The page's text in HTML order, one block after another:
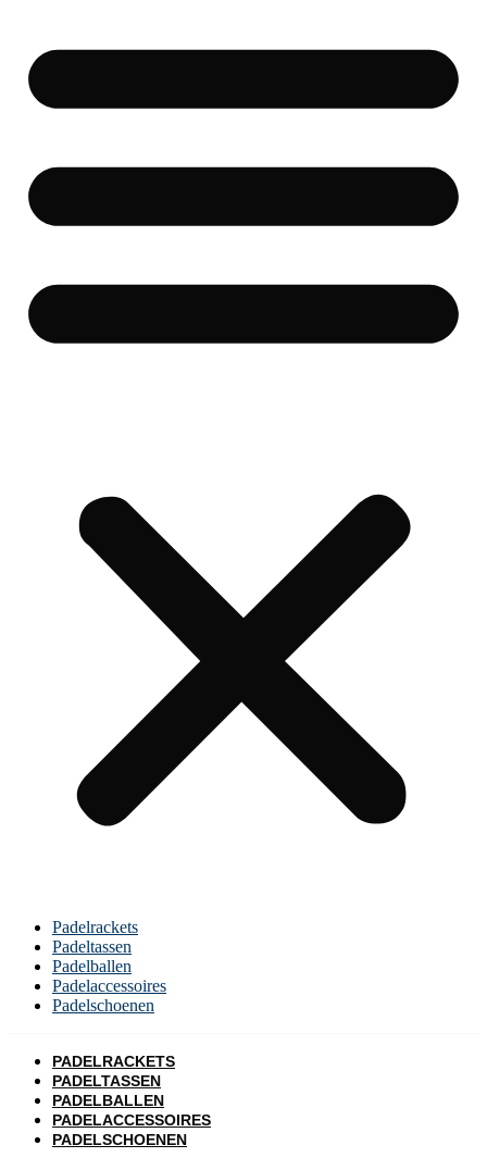
Padelrackets
Padeltassen
Padelballen
Padelaccessoires
Padelschoenen
PADELRACKETS
PADELTASSEN
PADELBALLEN
PADELACCESSOIRES
PADELSCHOENEN